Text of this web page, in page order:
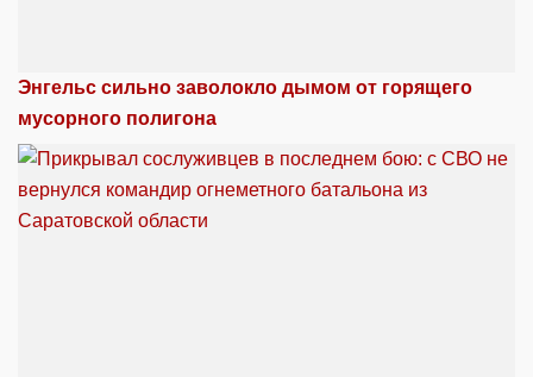
Энгельс сильно заволокло дымом от горящего
мусорного полигона